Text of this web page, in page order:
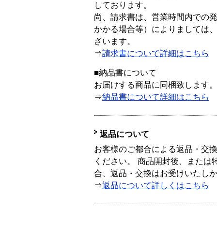
しております。
尚、請求書は、営業時間内での
かかる場合等）によりましては
ざいます。
⇒請求書について詳細はこちら
■納品書について
お届けする商品に同梱致します。
⇒納品書について詳細はこちら
返品について
お客様のご都合による返品・交
ください。 商品開封後、または
合、返品・交換はお受けいたし
⇒返品について詳しくはこちら